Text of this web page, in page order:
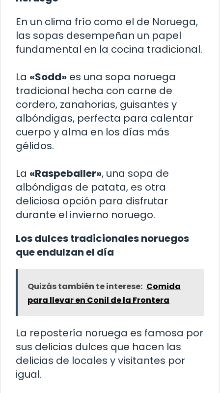
En un clima frío como el de Noruega,
las sopas desempeñan un papel
fundamental en la cocina tradicional.
La «Sodd» es una sopa noruega
tradicional hecha con carne de
cordero, zanahorias, guisantes y
albóndigas, perfecta para calentar
cuerpo y alma en los días más
gélidos.
La «Raspeballer», una sopa de
albóndigas de patata, es otra
deliciosa opción para disfrutar
durante el invierno noruego.
Los dulces tradicionales noruegos
que endulzan el día
Quizás también te interese: Comida
para llevar en Conil de la Frontera
La repostería noruega es famosa por
sus delicias dulces que hacen las
delicias de locales y visitantes por
igual.